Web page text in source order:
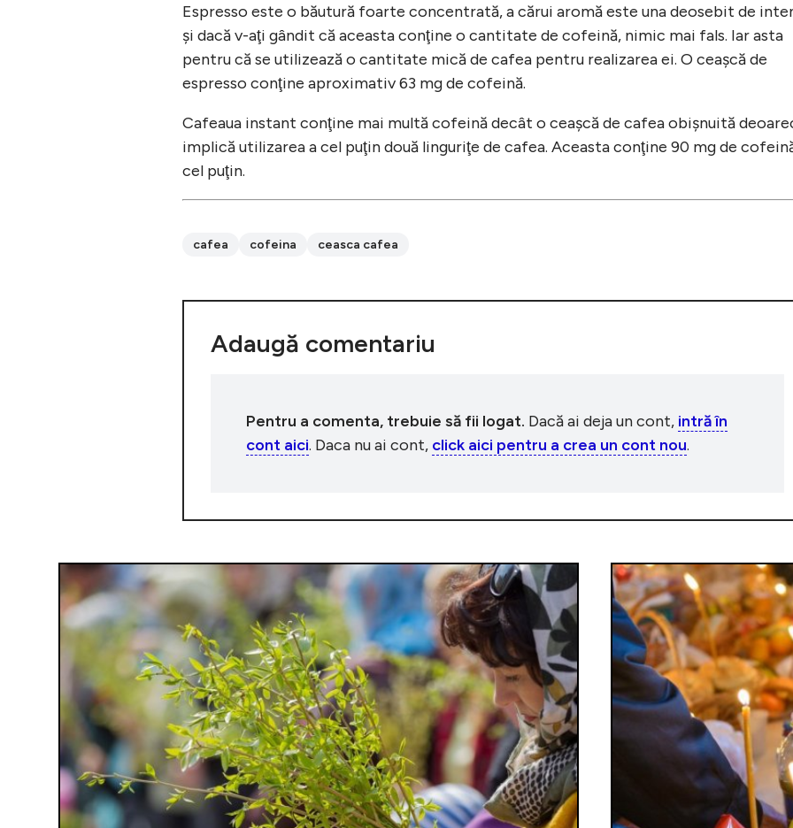
Espresso este o băutură foarte concentrată, a cărui aromă este una deosebit de
şi dacă v-aţi gândit că aceasta conţine o cantitate de cofeină, nimic mai fals. Iar asta
pentru că se utilizează o cantitate mică de cafea pentru realizarea ei. O ceaşcă de
espresso conţine aproximativ 63 mg de cofeină.
Cafeaua instant conţine mai multă cofeină decât o ceaşcă de cafea obişnuită
implică utilizarea a cel puţin două linguriţe de cafea. Aceasta conţine 90 mg de
cel puţin.
cafea cofeina ceasca cafea
Adaugă comentariu
Pentru a comenta, trebuie să fii logat. Dacă ai deja un cont, intră în
cont aici. Daca nu ai cont, click aici pentru a crea un cont nou.